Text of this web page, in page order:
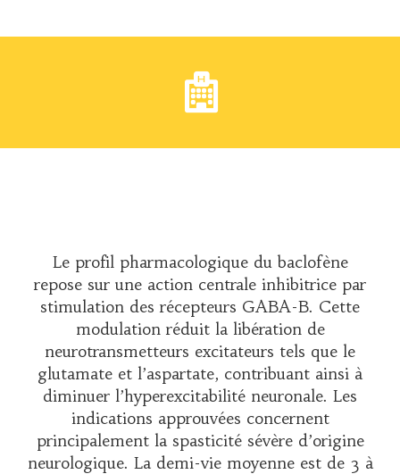
Le profil pharmacologique du baclofène
repose sur une action centrale inhibitrice par
stimulation des récepteurs GABA-B. Cette
modulation réduit la libération de
neurotransmetteurs excitateurs tels que le
glutamate et l’aspartate, contribuant ainsi à
diminuer l’hyperexcitabilité neuronale. Les
indications approuvées concernent
principalement la spasticité sévère d’origine
neurologique. La demi-vie moyenne est de 3 à